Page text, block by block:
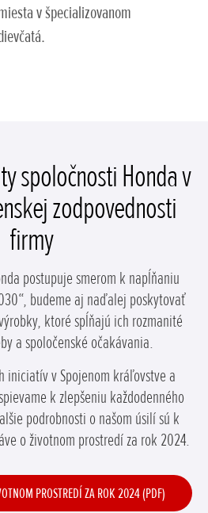
v špecializovanom
spoločnosti Honda v
zodpovednosti
firmy
postupuje smerom k napĺňaniu
budeme aj naďalej poskytovať
ktoré spĺňajú ich rozmanité
a spoločenské očakávania.
iniciatív v Spojenom kráľovstve a
k zlepšeniu každodenného
podrobnosti o našom úsilí sú k
o životnom prostredí za rok 2024.
PROSTREDÍ ZA ROK 2024 (PDF)